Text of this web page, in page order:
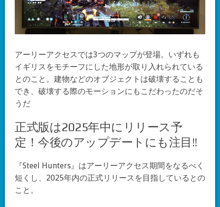
アーリーアクセスでは3つのマップが登場。いずれも
イギリスをモチーフにした地形が取り入れられている
とのこと。建物などのオブジェクトは破壊することも
でき、破壊する際のモーションにもこだわったのだそ
うだ
正式版は2025年中にリリース予
定！今後のアップデートにも注目!!
『Steel Hunters』はアーリーアクセス期間をなるべく
短くし、2025年内の正式リリースを目指しているとの
こと。